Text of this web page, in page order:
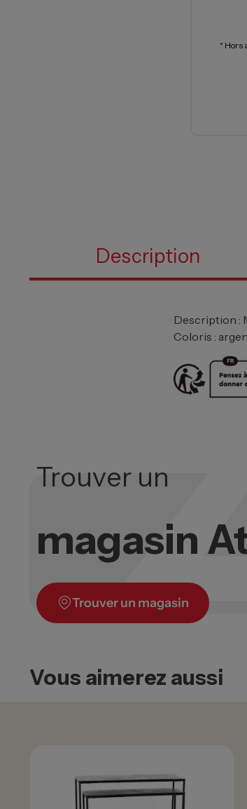
* Hors
Description
Description :
Coloris :
Trouver un
magasin
Trouver un magasin
Vous aimerez aussi